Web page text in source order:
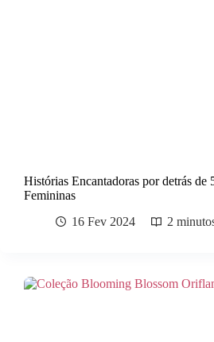
Histórias Encantadoras por detrás de
Femininas
16 Fev 2024
2